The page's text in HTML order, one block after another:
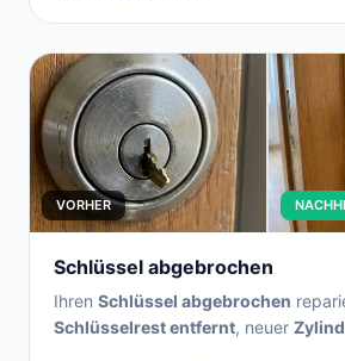
VORHER
Schlüssel abgebrochen
Ihren Schlüssel abgebrochen
Schlüsselrest entfernt, neuer